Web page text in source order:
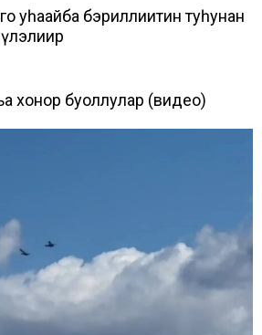
уһаайба бэриллиитин туһунан
үлэлиир
хонор буоллулар (видео)